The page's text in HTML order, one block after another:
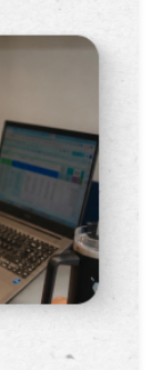
boa
extra
ao ar livre
Além
seus
no dia
de
sua